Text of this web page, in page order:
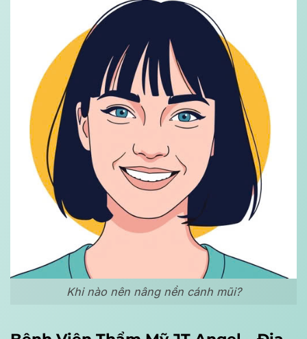
Khi nào nên nâng nền cánh mũi?